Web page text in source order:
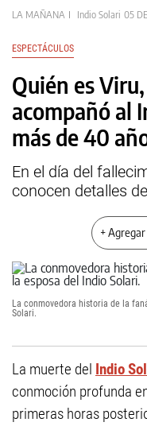
LA MAÑANA Indio Solari 05
ESPECTÁCULOS
Quién es
acompañó al
más de 40
En el día del
conocen detalles
+
La conmovedora historia de la
Solari.
La muerte del Indio
conmoción profunda
primeras horas